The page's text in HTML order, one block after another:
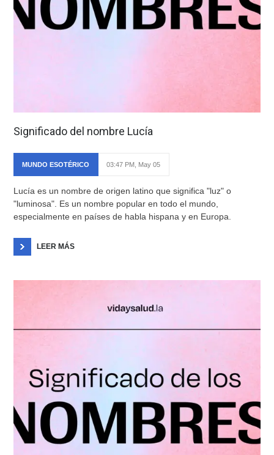
Significado del nombre Lucía
MUNDO ESOTÉRICO 03:47 PM, May 05
Lucía es un nombre de origen latino que significa "luz" o
"luminosa". Es un nombre popular en todo el mundo,
especialmente en países de habla hispana y en Europa.
LEER MÁS